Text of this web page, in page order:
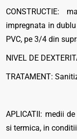
CONSTRUCTIE:
impregnata in
PVC, pe 3/4 din
NIVEL DE
TRATAMENT:
APLICATII: medii
si termica, in